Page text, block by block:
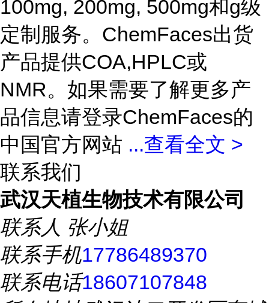
100mg, 200mg, 500mg和g级
定制服务。ChemFaces出货
产品提供COA,HPLC或
NMR。如果需要了解更多产
品信息请登录ChemFaces的
中国官方网站 ...查看全文 >
联系我们
武汉天植生物技术有限公司
联系人 张小姐
联系手机17786489370
联系电话18607107848